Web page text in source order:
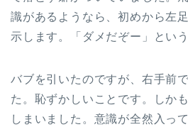
識があるようなら、初めから左
示します。「ダメだぞー」とい
バブを引いたのですが、右手前
た。恥ずかしいことです。しか
しまいました。意識が全然入っ